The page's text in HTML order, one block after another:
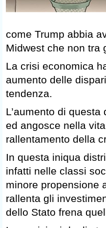
come Trump abbia
Midwest che non tra
La crisi economica
aumento delle
tendenza.
L’aumento di
ed angosce nella
rallentamento della
In questa iniqua
infatti nelle classi
minore propensione
rallenta gli
dello Stato frena